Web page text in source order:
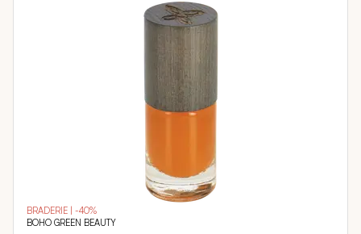
BRADERIE | -40%
BOHO GREEN BEAUTY